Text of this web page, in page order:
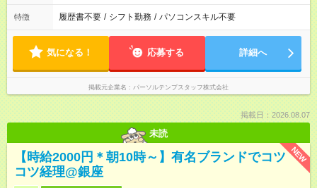
特徴 履歴書不要 / シフト勤務 / パソコンスキル不要
気になる！ 応募する 詳細へ
掲載元企業名 パーソルテンプスタッフ株式会社
掲載日：2026.08.07
未読
NEW
【時給2000円＊朝10時～】有名ブランドでコツ
コツ経理@銀座